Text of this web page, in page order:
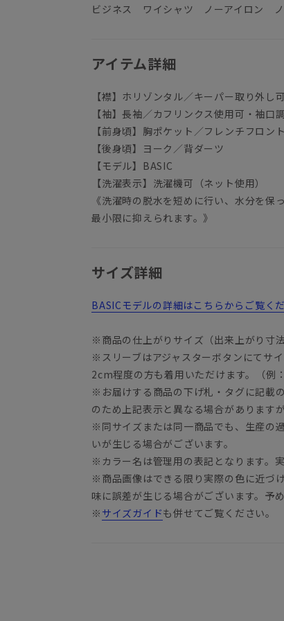
ビジネス ワイシャツ ノーアイロン
アイテム詳細
【襟】ホリゾンタル／キーパー取り外し可
【袖】長袖／カフリンクス使用可・袖口
【前身頃】胸ポケット／フレンチフロント
【後身頃】ヨーク／背ダーツ
【モデル】BASIC
【洗濯表示】洗濯機可（ネット使用）
《洗濯時の脱水を短めに行い、水分を保
最小限に抑えられます。》
サイズ詳細
BASICモデルの詳細はこちらからご覧くだ
※商品の仕上がりサイズ（出来上がり寸
※スリーブはアジャスターボタンにてサ
2cm程度の方も着用いただけます。（例
※お届けする商品の下げ札・タグに記載
のため上記表示と異なる場合があります
※同サイズまたは同一商品でも、生産の
いが生じる場合がございます。
※カラー名は管理用の表記となります。
※商品画像はできる限り実際の色に近づ
味に誤差が生じる場合がございます。予
※ サイズガイドも併せてご覧ください。